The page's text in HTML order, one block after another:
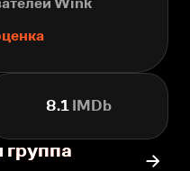
Wink
8.1IMDb